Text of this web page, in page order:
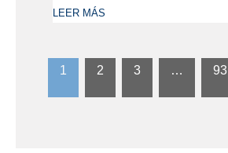
LEER MÁS
1 2 3 … 93